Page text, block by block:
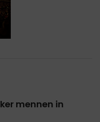
mennen in